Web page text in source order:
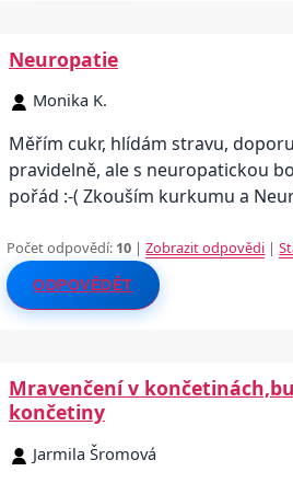
Neuropatie
Monika K.
Měřím cukr, hlídám stravu,
pravidelně, ale s neuropatickou
pořád :-( Zkouším kurkumu a
Počet odpovědí: 10 |Zobrazit odpovědi |
ODPOVĚDĚT
Mravenčení v
končetiny
Jarmila Šromová